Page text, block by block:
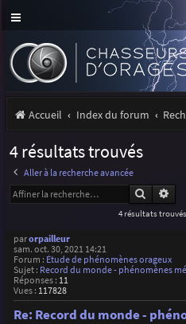
Accueil Index du forum
4 résultats trouvés
Aller à la recherche avancée
4 résultats trouvés
parorpailleur
sam. oct. 30, 2021 14:21
Forum : Étude de phénomènes orageux
Sujet : Record du monde - phénomènes
Réponses : 11
Vues : 117828
Re: Record du monde -